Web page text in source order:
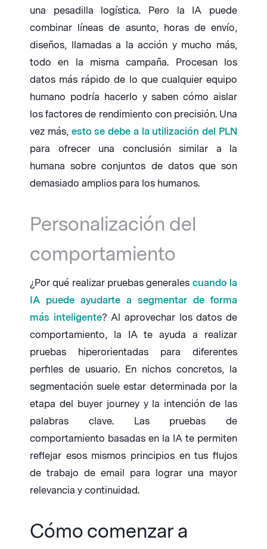
una pesadilla logística. Pero la IA puede
combinar líneas de asunto, horas de envío,
diseños, llamadas a la acción y mucho más,
todo en la misma campaña. Procesan los
datos más rápido de lo que cualquier equipo
humano podría hacerlo y saben cómo aislar
los factores de rendimiento con precisión. Una
vez más,esto se debe a la utilización del PLN
para ofrecer una conclusión similar a la
humana sobre conjuntos de datos que son
demasiado amplios para los humanos.
Personalización del
comportamiento
¿Por qué realizar pruebas generales cuando la
IA puede ayudarte a segmentar de forma
más inteligente? Al aprovechar los datos de
comportamiento, la IA te ayuda a realizar
pruebas hiperorientadas para diferentes
perfiles de usuario. En nichos concretos, la
segmentación suele estar determinada por la
etapa del buyer journey y la intención de las
palabras clave. Las pruebas de
comportamiento basadas en la IA te permiten
reflejar esos mismos principios en tus flujos
de trabajo de email para lograr una mayor
relevancia y continuidad.
Cómo comenzar a